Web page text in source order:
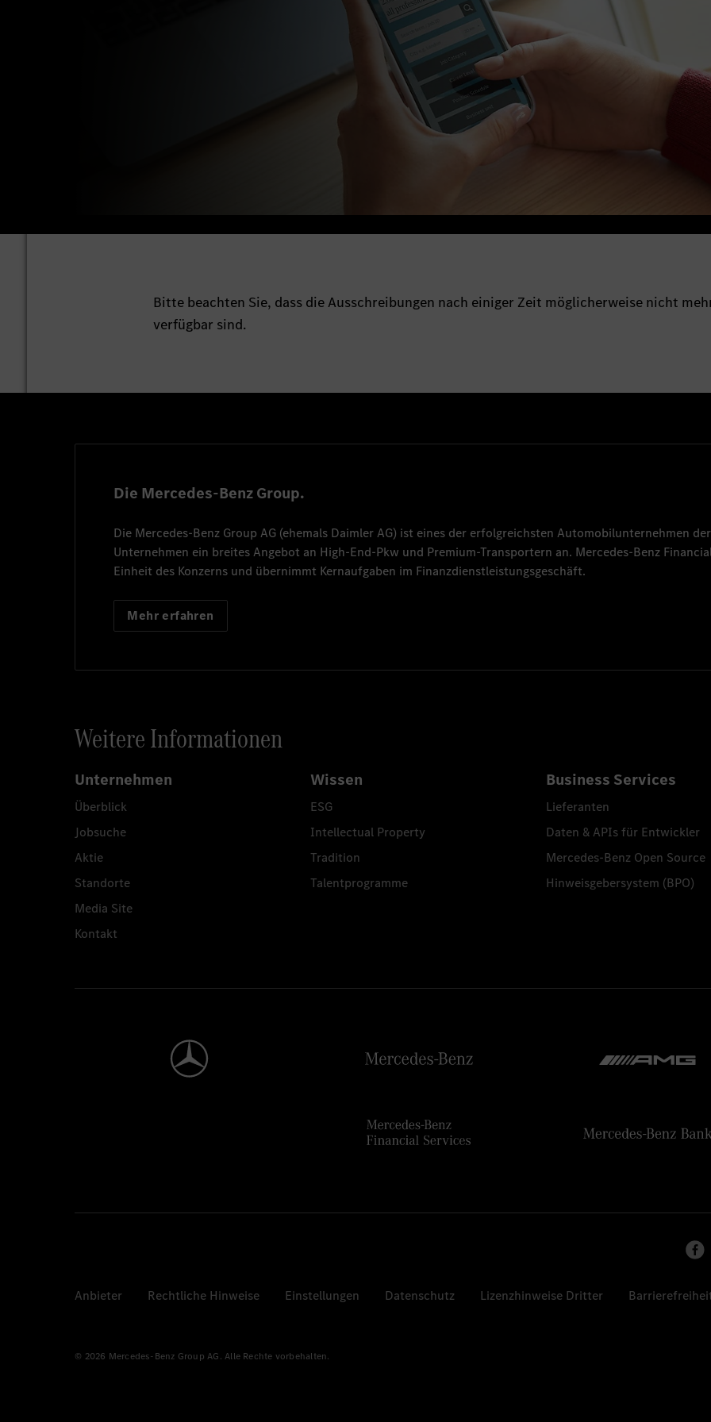
Bitte beachten Sie, dass die Ausschreibungen nach einiger Zeit möglicherweise nicht
verfügbar sind.
Die Mercedes-Benz Group.
Die Mercedes-Benz Group AG (ehemals Daimler AG) ist eines der erfolgreichsten Automobilunternehmen
Unternehmen ein breites Angebot an High-End-Pkw und Premium-Transportern an. Mercedes-Benz
Einheit des Konzerns und übernimmt Kernaufgaben im Finanzdienstleistungsgeschäft.
Mehr erfahren
Weitere Informationen
Unternehmen
Überblick
Jobsuche
Aktie
Standorte
Media Site
Kontakt
Wissen
ESG
Intellectual Property
Tradition
Talentprogramme
Business Services
Lieferanten
Daten & APIs für Entwickler
Mercedes-Benz Open Source
Hinweisgebersystem (BPO)
Anbieter Rechtliche Hinweise Einstellungen Datenschutz Lizenzhinweise Dritter
© 2026 Mercedes-Benz Group AG. Alle Rechte vorbehalten.